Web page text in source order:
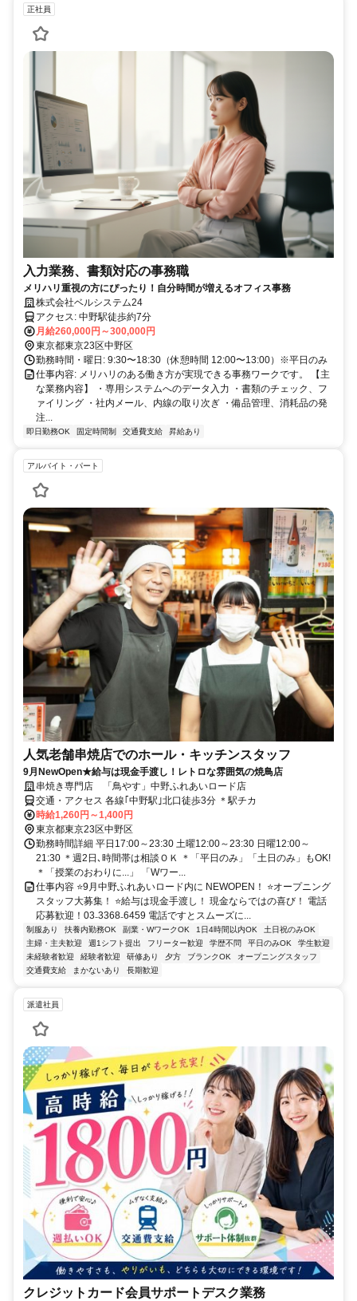
正社員
入力業務、書類対応の事務職
メリハリ重視の方にぴったり！自分時間が増えるオフィス事務
株式会社ベルシステム24
アクセス: 中野駅徒歩約7分
月給260,000円～300,000円
東京都東京23区中野区
勤務時間・曜日: 9:30〜18:30（休憩時間 12:00〜13:00）※平日のみ
仕事内容: メリハリのある働き方が実現できる事務ワークです。 【主
な業務内容】 ・専用システムへのデータ入力 ・書類のチェック、フ
ァイリング ・社内メール、内線の取り次ぎ ・備品管理、消耗品の発
注...
即日勤務OK 固定時間制 交通費支給 昇給あり
アルバイト・パート
人気老舗串焼店でのホール・キッチンスタッフ
9月NewOpen★給与は現金手渡し！レトロな雰囲気の焼鳥店
串焼き専門店 「鳥やす」中野ふれあいロード店
交通・アクセス 各線｢中野駅｣北口徒歩3分 ＊駅チカ
時給1,260円～1,400円
東京都東京23区中野区
勤務時間詳細 平日17:00～23:30 土曜12:00～23:30 日曜12:00～
21:30 ＊週2日､時間帯は相談ＯＫ ＊「平日のみ」「土日のみ」もOK!
＊「授業のおわりに...」 「Wワー...
仕事内容 ⭐9月中野ふれあいロード内に NEWOPEN！ ⭐オープニング
スタッフ大募集！ ⭐給与は現金手渡し！ 現金ならではの喜び！ 電話
応募歓迎！03₋3368₋6459 電話ですとスムーズに...
制服あり 扶養内勤務OK 副業・WワークOK 1日4時間以内OK
土日祝のみOK
主婦・主夫歓迎
週1シフト提出 フリーター歓迎 学歴不問 平日のみOK
学生歓迎
未経験者歓迎
経験者歓迎 研修あり 夕方 ブランクOK
オープニングスタッフ
交通費支給
まかないあり 長期歓迎
派遣社員
クレジットカード会員サポートデスク業務